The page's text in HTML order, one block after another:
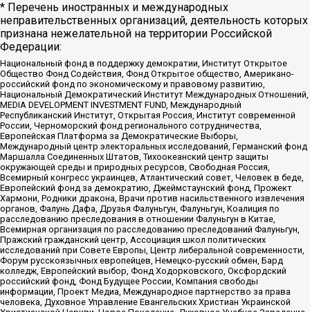
* Перечень иностранных и международных
неправительственных организаций, деятельность которых
признана нежелательной на территории Российской
Федерации:
Национальный фонд в поддержку демократии, Институт Открытое
Общество Фонд Содействия, Фонд Открытое общество, Американо-
российский фонд по экономическому и правовому развитию,
Национальный Демократический Институт Международных Отношений,
MEDIA DEVELOPMENT INVESTMENT FUND, Международный
Республиканский Институт, Открытая Россия, Институт современной
России, Черноморский фонд регионального сотрудничества,
Европейская Платформа за Демократические Выборы,
Международный центр электоральных исследований, Германский фонд
Маршалла Соединенных Штатов, Тихоокеанский центр защиты
окружающей среды и природных ресурсов, Свободная Россия,
Всемирный конгресс украинцев, Атлантический совет, Человек в беде,
Европейский фонд за демократию, Джеймстаунский фонд, Прожект
Хармони, Родники дракона, Врачи против насильственного извлечения
органов, Фалунь Дафа, Друзья Фалуньгун, Фалуньгун, Коалиция по
расследованию преследования в отношении Фалуньгун в Китае,
Всемирная организация по расследованию преследований Фалуньгун,
Пражский гражданский центр, Ассоциация школ политических
исследований при Совете Европы, Центр либеральной современности,
Форум русскоязычных европейцев, Немецко-русский обмен, Бард
колледж, Европейский выбор, Фонд Ходорковского, Оксфордский
российский фонд, Фонд Будущее России, Компания свободы
информации, Проект Медиа, Международное партнерство за права
человека, Духовное Управление Евангельских Христиан Украинской